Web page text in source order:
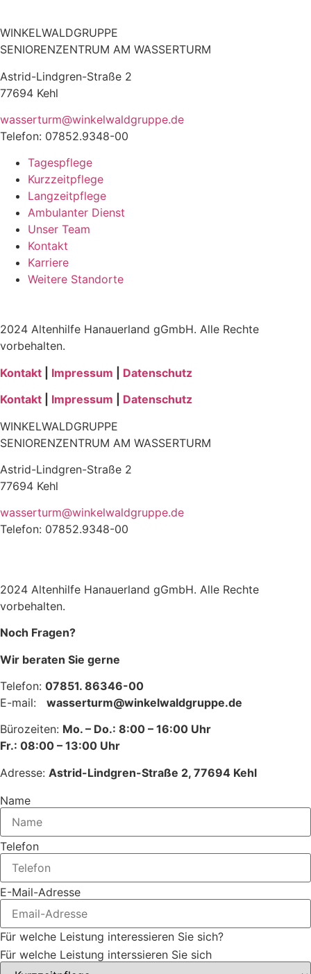
WINKELWALDGRUPPE
SENIORENZENTRUM AM WASSERTURM
Astrid-Lindgren-Straße 2
77694 Kehl
wasserturm@winkelwaldgruppe.de
Telefon: 07852.9348-00
Tagespflege
Kurzzeitpflege
Langzeitpflege
Ambulanter Dienst
Unser Team
Kontakt
Karriere
Weitere Standorte
2024 Altenhilfe Hanauerland gGmbH. Alle Rechte
vorbehalten.
Kontakt
Impressum
Datenschutz
Kontakt
Impressum
Datenschutz
WINKELWALDGRUPPE
SENIORENZENTRUM AM WASSERTURM
Astrid-Lindgren-Straße 2
77694 Kehl
wasserturm@winkelwaldgruppe.de
Telefon: 07852.9348-00
2024 Altenhilfe Hanauerland gGmbH. Alle Rechte
vorbehalten.
Noch Fragen?
Wir beraten Sie gerne
Telefon: 07851. 86346-00
E-mail:
wasserturm@winkelwaldgruppe.de
Bürozeiten: Mo. – Do.: 8:00 – 16:00 Uhr
Fr.: 08:00 – 13:00 Uhr
Adresse: Astrid-Lindgren-Straße 2, 77694 Kehl
Name
Telefon
E-Mail-Adresse
Für welche Leistung interessieren Sie sich?
Für welche Leistung interssieren Sie sich